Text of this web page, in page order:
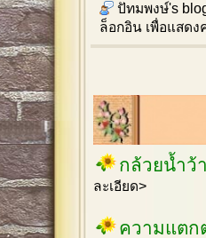
ปัทมพงษ์'s
ล็อกอิน เพื่อแสดง
กล้วยน้ำว้
ละเอียด>
ความแตก